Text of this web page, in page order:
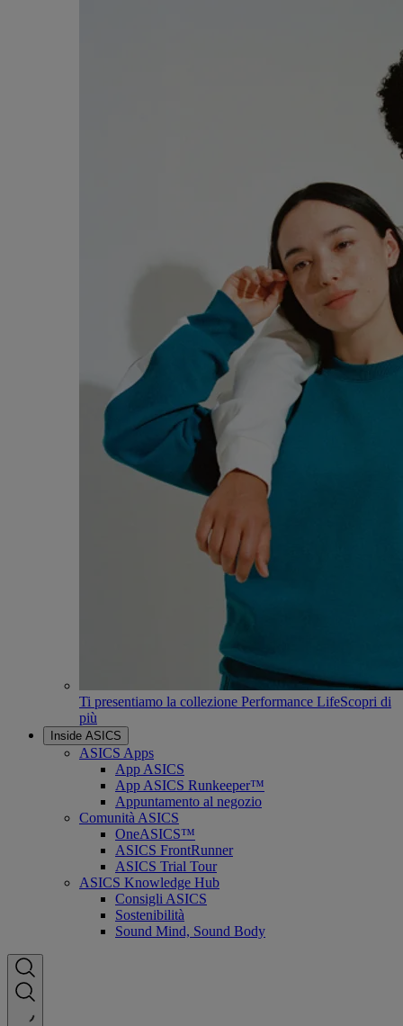
Ti presentiamo la collezione Performance LifeScopri di
più
Inside ASICS
ASICS Apps
App ASICS
App ASICS Runkeeper™
Appuntamento al negozio
Comunità ASICS
OneASICS™
ASICS FrontRunner
ASICS Trial Tour
ASICS Knowledge Hub
Consigli ASICS
Sostenibilità
Sound Mind, Sound Body